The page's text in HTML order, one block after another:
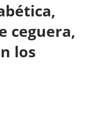
ceguera,
los